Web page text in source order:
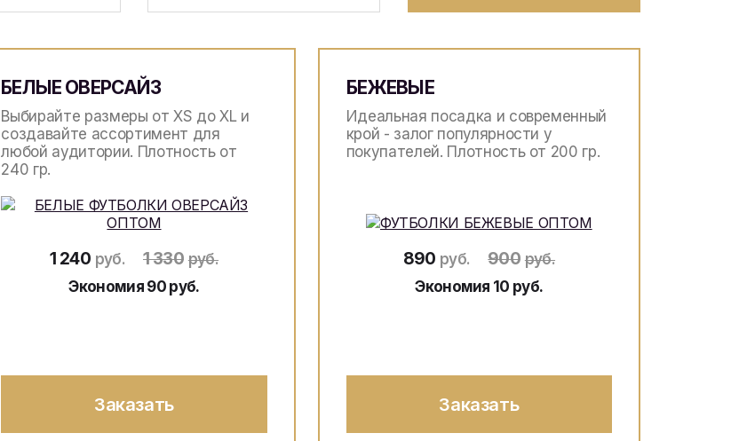
БЕЛЫЕ ОВЕРСАЙЗ
Выбирайте размеры от XS до XL и
создавайте ассортимент для
любой аудитории. Плотность от
240 гр.
1 240 руб. 1 330 руб.
Экономия 90 руб.
Заказать
БЕЖЕВЫЕ
Идеальная посадка и современный
крой - залог популярности у
покупателей. Плотность от 200 гр.
890 руб. 900 руб.
Экономия 10 руб.
Заказать